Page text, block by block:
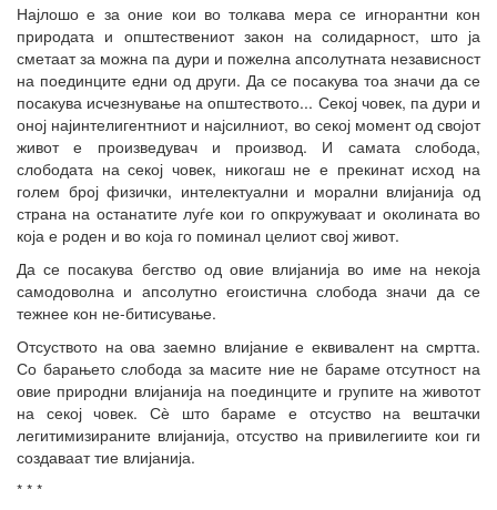
Најлошо е за оние кои во толкава мера се игнорантни кон
природата и општествениот закон на солидарност, што ја
сметаат за можна па дури и пожелна апсолутната независност
на поединците едни од други. Да се посакува тоа значи да се
посакува исчезнување на општеството... Секој човек, па дури и
оној најинтелигентниот и најсилниот, во секој момент од својот
живот е произведувач и производ. И самата слобода,
слободата на секој човек, никогаш не е прекинат исход на
голем број физички, интелектуални и морални влијанија од
страна на останатите луѓе кои го опкружуваат и околината во
која е роден и во која го поминал целиот свој живот.
Да се посакува бегство од овие влијанија во име на некоја
самодоволна и апсолутно егоистична слобода значи да се
тежнее кон не-битисување.
Отсуството на ова заемно влијание е еквивалент на смртта.
Со барањето слобода за масите ние не бараме отсутност на
овие природни влијанија на поединците и групите на животот
на секој човек. Сѐ што бараме е отсуство на вештачки
легитимизираните влијанија, отсуство на привилегиите кои ги
создаваат тие влијанија.
* * *